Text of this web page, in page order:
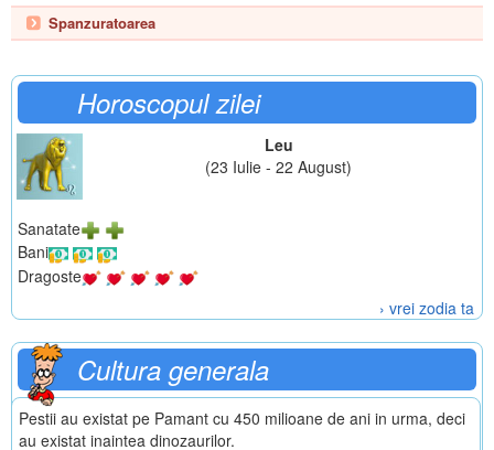
Spanzuratoarea
Horoscopul zilei
Leu
(23 Iulie - 22 August)
Sanatate
Bani
Dragoste
› vrei zodia ta
Cultura generala
Pestii au existat pe Pamant cu 450 milioane de ani in urma, deci
au existat inaintea dinozaurilor.